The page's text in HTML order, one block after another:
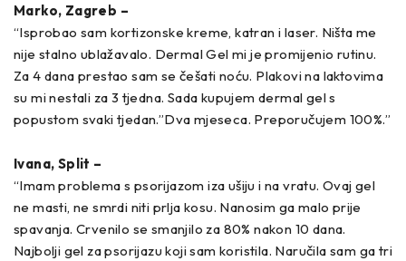
Marko, Zagreb –
“Isprobao sam kortizonske kreme, katran i laser. Ništa me
nije stalno ublažavalo. Dermal Gel mi je promijenio rutinu.
Za 4 dana prestao sam se češati noću. Plakovi na laktovima
su mi nestali za 3 tjedna. Sada kupujem dermal gel s
popustom svaki tjedan.”Dva mjeseca. Preporučujem 100%.”
Ivana, Split –
“Imam problema s psorijazom iza ušiju i na vratu. Ovaj gel
ne masti, ne smrdi niti prlja kosu. Nanosim ga malo prije
spavanja. Crvenilo se smanjilo za 80% nakon 10 dana.
Najbolji gel za psorijazu koji sam koristila. Naručila sam ga tri